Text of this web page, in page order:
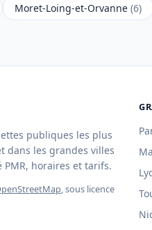
Moret-Loing-et-Orvanne (6)
publiques les plus
dans les grandes villes
PMR, horaires et tarifs.
, sous licence